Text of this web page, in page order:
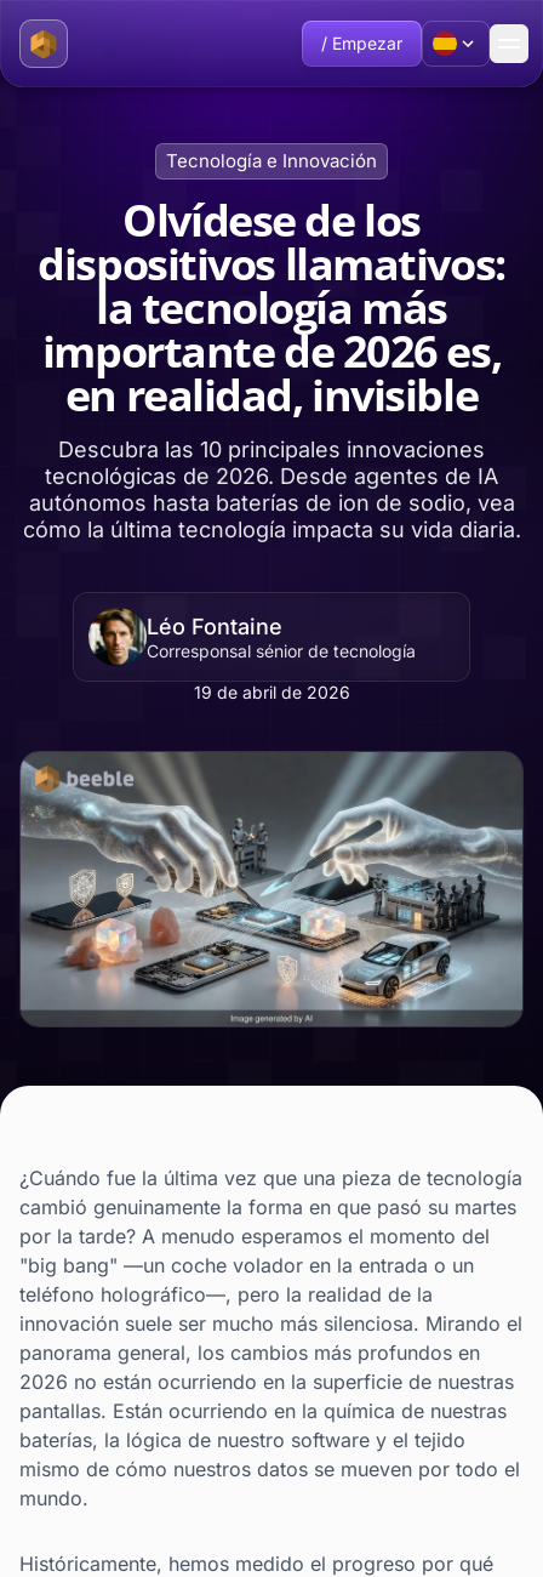
/ Empezar
Tecnología e Innovación
Olvídese de los
dispositivos llamativos:
la tecnología más
importante de 2026 es,
en realidad, invisible
Descubra las 10 principales innovaciones
tecnológicas de 2026. Desde agentes de IA
autónomos hasta baterías de ion de sodio, vea
cómo la última tecnología impacta su vida diaria.
Léo Fontaine
Corresponsal sénior de tecnología
19 de abril de 2026
¿Cuándo fue la última vez que una pieza de tecnología
cambió genuinamente la forma en que pasó su martes
por la tarde? A menudo esperamos el momento del
"big bang" —un coche volador en la entrada o un
teléfono holográfico—, pero la realidad de la
innovación suele ser mucho más silenciosa. Mirando el
panorama general, los cambios más profundos en
2026 no están ocurriendo en la superficie de nuestras
pantallas. Están ocurriendo en la química de nuestras
baterías, la lógica de nuestro software y el tejido
mismo de cómo nuestros datos se mueven por todo el
mundo.
Históricamente, hemos medido el progreso por qué